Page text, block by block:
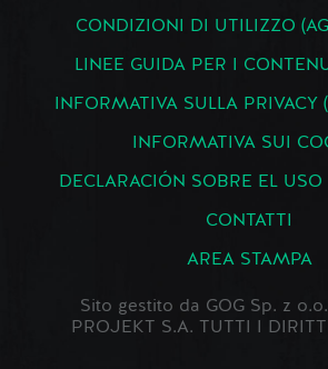
CONDIZIONI DI UTILIZZO
LINEE GUIDA PER I
INFORMATIVA SULLA PRIVACY
INFORMATIVA SUI
DECLARACIÓN SOBRE EL
CONTATTI
AREA STAMPA
Sito gestito da GOG Sp. z
PROJEKT S.A. TUTTI I